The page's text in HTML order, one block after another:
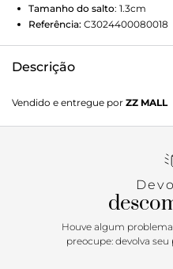
Tamanho do salto: 1.3cm
Referência: C3024400080018
Descrição
quadrado e apresenta
de gorgurão colorida,
assinatura Anacapri. A
Porque Apostar: Despojada
rasteira é super confortável
produções! Com calce fácil,
Vendido e entregue por ZZ MALL
Houve algum
preocupe: devolva